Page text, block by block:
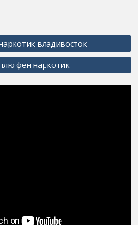
владивосток
фен наркотик